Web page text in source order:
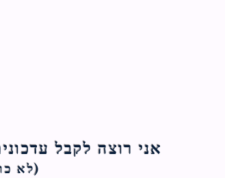
אני רוצה לקבל עדכונים והטבות
(לא